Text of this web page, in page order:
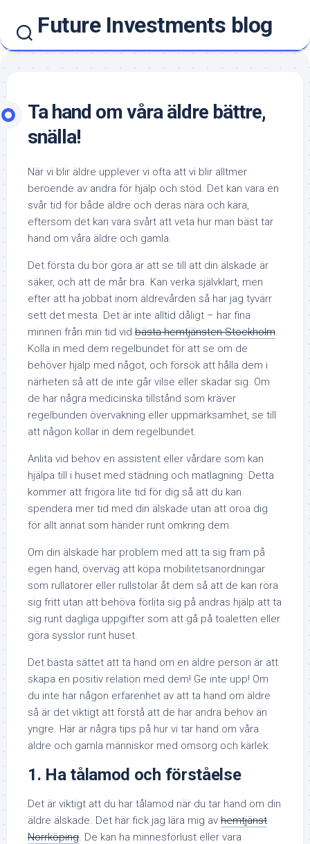
innehåll Future Investments blog
Ta hand om våra äldre bättre,
snälla!
När vi blir äldre upplever vi ofta att vi blir alltmer
beroende av andra för hjälp och stöd. Det kan vara en
svår tid för både äldre och deras nära och kära,
eftersom det kan vara svårt att veta hur man bäst tar
hand om våra äldre och gamla.
Det första du bör göra är att se till att din älskade är
säker, och att de mår bra. Kan verka självklart, men
efter att ha jobbat inom äldrevården så har jag tyvärr
sett det mesta. Det är inte alltid dåligt – har fina
minnen från min tid vid bästa hemtjänsten Stockholm.
Kolla in med dem regelbundet för att se om de
behöver hjälp med något, och försök att hålla dem i
närheten så att de inte går vilse eller skadar sig. Om
de har några medicinska tillstånd som kräver
regelbunden övervakning eller uppmärksamhet, se till
att någon kollar in dem regelbundet.
Anlita vid behov en assistent eller vårdare som kan
hjälpa till i huset med städning och matlagning. Detta
kommer att frigöra lite tid för dig så att du kan
spendera mer tid med din älskade utan att oroa dig
för allt annat som händer runt omkring dem.
Om din älskade har problem med att ta sig fram på
egen hand, överväg att köpa mobilitetsanordningar
som rullatorer eller rullstolar åt dem så att de kan röra
sig fritt utan att behöva förlita sig på andras hjälp att ta
sig runt dagliga uppgifter som att gå på toaletten eller
göra sysslor runt huset.
Det bästa sättet att ta hand om en äldre person är att
skapa en positiv relation med dem! Ge inte upp! Om
du inte har någon erfarenhet av att ta hand om äldre
så är det viktigt att förstå att de har andra behov än
yngre. Här är några tips på hur vi tar hand om våra
äldre och gamla människor med omsorg och kärlek:
1. Ha tålamod och förståelse
Det är viktigt att du har tålamod när du tar hand om din
äldre älskade. Det här fick jag lära mig av hemtjänst
Norrköping. De kan ha minnesförlust eller vara